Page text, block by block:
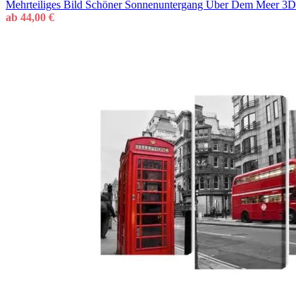
Mehrteiliges Bild Schöner Sonnenuntergang Über Dem Meer 3D
ab 44,00 €